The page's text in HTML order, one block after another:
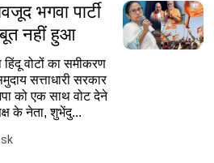
भगवा पार्टी
नहीं हुआ
वोटों का समीकरण
सत्ताधारी सरकार
को एक साथ वोट देने
के नेता, शुभेंदु...